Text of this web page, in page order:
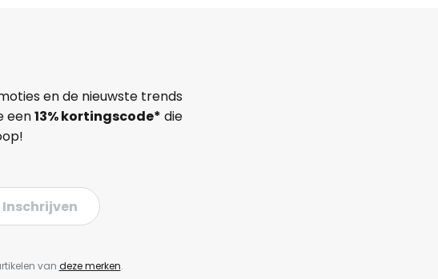
en de nieuwste trends
een13%kortingscode* die
Inschrijven
van deze merken.